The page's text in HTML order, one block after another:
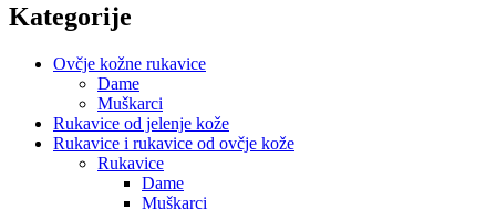
Kategorije
Ovčje kožne rukavice
Dame
Muškarci
Rukavice od jelenje kože
Rukavice i rukavice od ovčje kože
Rukavice
Dame
Muškarci